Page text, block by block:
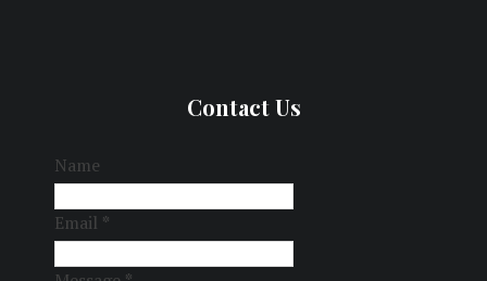
Contact Us
Name
Email *